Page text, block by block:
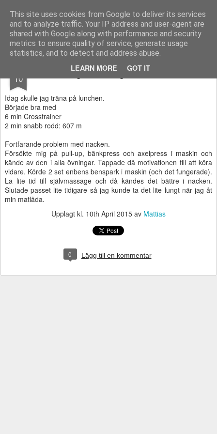
This site uses cookies from Google to deliver its services
and to analyze traffic. Your IP address and user-agent are
shared with Google along with performance and security
metrics to ensure quality of service, generate usage
statistics, and to detect and address abuse.
LEARN MORE GOT IT
Functional Fitness by Mattias - Träningsinspiration & träningsfilmer
Pages
10 Ingen träningsmotivation
Idag skulle jag träna på lunchen.
Började bra med
6 min Crosstrainer
2 min snabb rodd: 607 m
Fortfarande problem med nacken.
Försökte mig på pull-up, bänkpress och axelpress i maskin och
kände av den i alla övningar. Tappade då motivationen till att köra
vidare. Körde 2 set enbens benspark i maskin (och det fungerade).
La lite tid till självmassage och då kändes det bättre i nacken.
Slutade passet lite tidigare så jag kunde ta det lite lungt när jag åt
min matlåda.
Upplagt kl. 10th April 2015 av Mattias
0 Lägg till en kommentar